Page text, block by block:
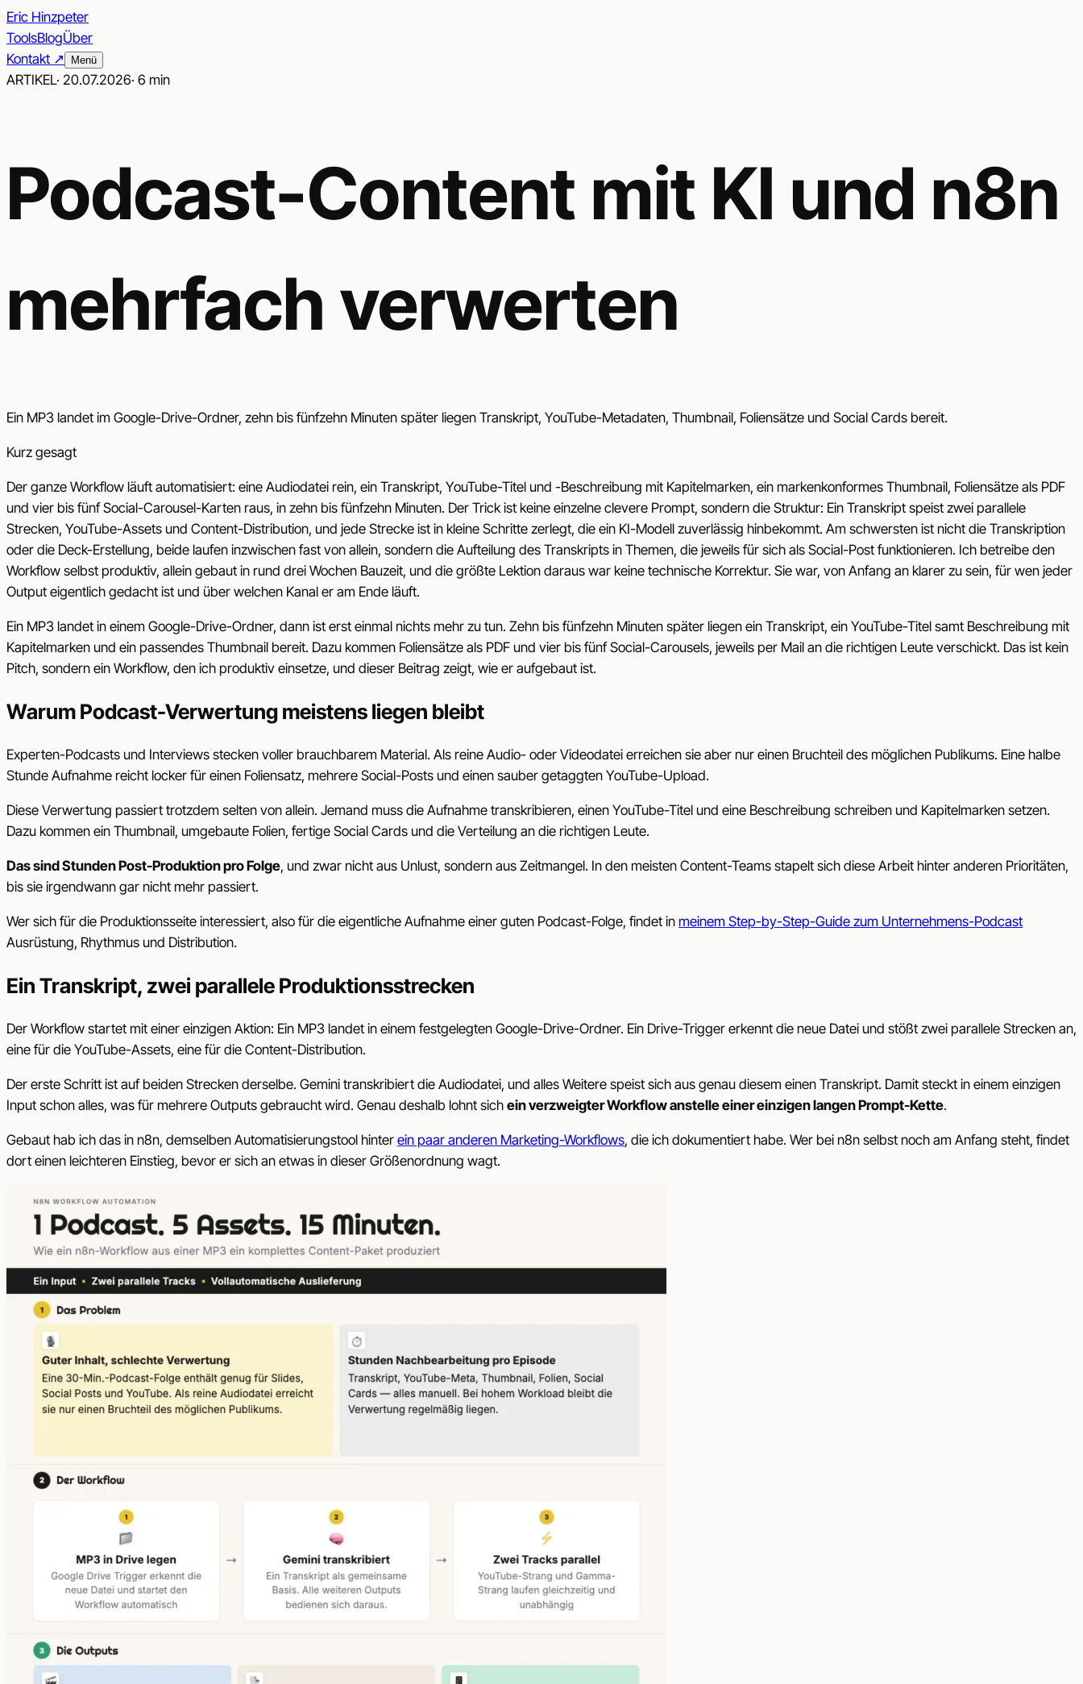
Eric Hinzpeter
ToolsBlogÜber
Kontakt ↗︎
Menü
ARTIKEL· 20.07.2026· 6 min
Podcast-Content mit KI und n8n
mehrfach verwerten
Ein MP3 landet im Google-Drive-Ordner, zehn bis fünfzehn Minuten später liegen Transkript, YouTube-Metadaten, Thumbnail, Foliensätze und Social Cards bereit.
Kurz gesagt
Der ganze Workflow läuft automatisiert: eine Audiodatei rein, ein Transkript, YouTube-Titel und -Beschreibung mit Kapitelmarken, ein markenkonformes Thumbnail, Foliensätze als PDF
und vier bis fünf Social-Carousel-Karten raus, in zehn bis fünfzehn Minuten. Der Trick ist keine einzelne clevere Prompt, sondern die Struktur: Ein Transkript speist zwei parallele
Strecken, YouTube-Assets und Content-Distribution, und jede Strecke ist in kleine Schritte zerlegt, die ein KI-Modell zuverlässig hinbekommt. Am schwersten ist nicht die Transkription
oder die Deck-Erstellung, beide laufen inzwischen fast von allein, sondern die Aufteilung des Transkripts in Themen, die jeweils für sich als Social-Post funktionieren. Ich betreibe den
Workflow selbst produktiv, allein gebaut in rund drei Wochen Bauzeit, und die größte Lektion daraus war keine technische Korrektur. Sie war, von Anfang an klarer zu sein, für wen jeder
Output eigentlich gedacht ist und über welchen Kanal er am Ende läuft.
Ein MP3 landet in einem Google-Drive-Ordner, dann ist erst einmal nichts mehr zu tun. Zehn bis fünfzehn Minuten später liegen ein Transkript, ein YouTube-Titel samt Beschreibung mit
Kapitelmarken und ein passendes Thumbnail bereit. Dazu kommen Foliensätze als PDF und vier bis fünf Social-Carousels, jeweils per Mail an die richtigen Leute verschickt. Das ist kein
Pitch, sondern ein Workflow, den ich produktiv einsetze, und dieser Beitrag zeigt, wie er aufgebaut ist.
Warum Podcast-Verwertung meistens liegen bleibt
Experten-Podcasts und Interviews stecken voller brauchbarem Material. Als reine Audio- oder Videodatei erreichen sie aber nur einen Bruchteil des möglichen Publikums. Eine halbe
Stunde Aufnahme reicht locker für einen Foliensatz, mehrere Social-Posts und einen sauber getaggten YouTube-Upload.
Diese Verwertung passiert trotzdem selten von allein. Jemand muss die Aufnahme transkribieren, einen YouTube-Titel und eine Beschreibung schreiben und Kapitelmarken setzen.
Dazu kommen ein Thumbnail, umgebaute Folien, fertige Social Cards und die Verteilung an die richtigen Leute.
Das sind Stunden Post-Produktion pro Folge, und zwar nicht aus Unlust, sondern aus Zeitmangel. In den meisten Content-Teams stapelt sich diese Arbeit hinter anderen Prioritäten,
bis sie irgendwann gar nicht mehr passiert.
Wer sich für die Produktionsseite interessiert, also für die eigentliche Aufnahme einer guten Podcast-Folge, findet in meinem Step-by-Step-Guide zum Unternehmens-Podcast
Ausrüstung, Rhythmus und Distribution.
Ein Transkript, zwei parallele Produktionsstrecken
Der Workflow startet mit einer einzigen Aktion: Ein MP3 landet in einem festgelegten Google-Drive-Ordner. Ein Drive-Trigger erkennt die neue Datei und stößt zwei parallele Strecken an,
eine für die YouTube-Assets, eine für die Content-Distribution.
Der erste Schritt ist auf beiden Strecken derselbe. Gemini transkribiert die Audiodatei, und alles Weitere speist sich aus genau diesem einen Transkript. Damit steckt in einem einzigen
Input schon alles, was für mehrere Outputs gebraucht wird. Genau deshalb lohnt sich ein verzweigter Workflow anstelle einer einzigen langen Prompt-Kette.
Gebaut hab ich das in n8n, demselben Automatisierungstool hinter ein paar anderen Marketing-Workflows, die ich dokumentiert habe. Wer bei n8n selbst noch am Anfang steht, findet
dort einen leichteren Einstieg, bevor er sich an etwas in dieser Größenordnung wagt.